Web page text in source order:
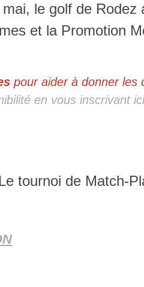
le golf de
et la Promotion
pour aider à donner les
en vous inscrivant
Le tournoi de Match-